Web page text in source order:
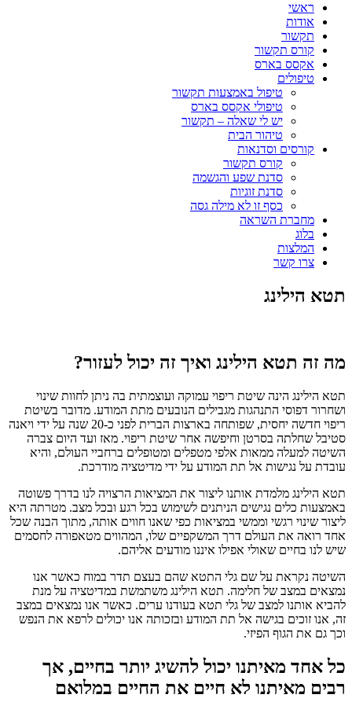
ראשי
אודות
תקשור
קורס תקשור
אקסס בארס
טיפולים
טיפול באמצעות תקשור
טיפולי אקסס בארס
יש לי שאלה – תקשור
טיהור הבית
קורסים וסדנאות
קורס תקשור
סדנת שפע והגשמה
סדנת זוגיות
כסף זו לא מילה גסה
מחברת השראה
בלוג
המלצות
צרו קשר
תטא הילינג
מה זה תטא הילינג ואיך זה יכול לעזור?
תטא הילינג הינה שיטת ריפוי עמוקה ועוצמתית בה ניתן לחוות שינוי
ושחרור דפוסי התנהגות מגבילים הנובעים מתת המודע. מדובר בשיטת
ריפוי חדשה יחסית, שפותחה בארצות הברית לפני כ-20 שנה על ידי ויאנה
סטיבל שחלתה בסרטן וחיפשה אחר שיטת ריפוי. מאז ועד היום צברה
השיטה למעלה ממאות אלפי מטפלים ומטופלים ברחביי העולם, והיא
עובדת על נגישות אל תת המודע על ידי מדיטציה מודרכת.
תטא הילינג מלמדת אותנו ליצור את המציאות הרצויה לנו בדרך פשוטה
באמצעות כלים נגישים הניתנים לשימוש בכל רגע ובכל מצב. מטרתה היא
ליצור שינוי רגשי וממשי במציאות כפי שאנו חווים אותה, מתוך הבנה שכל
אחד רואה את העולם דרך המשקפיים שלו, המהווים מטאפורה לחסמים
שיש לנו בחיים שאולי אפילו איננו מודעים אליהם.
השיטה נקראת על שם גלי התטא שהם בעצם תדר במוח כאשר אנו
נמצאים במצב של חלימה. תטא הילינג משתמשת במדיטציה על מנת
להביא אותנו למצב של גלי תטא בעודנו ערים. כאשר אנו נמצאים במצב
זה, אנו זוכים בגישה אל תת המודע ובזכותה אנו יכולים לרפא את הנפש
וכך גם את הגוף הפיזי.
כל אחד מאיתנו יכול להשיג יותר בחיים, אך
רבים מאיתנו לא חיים את החיים במלואם